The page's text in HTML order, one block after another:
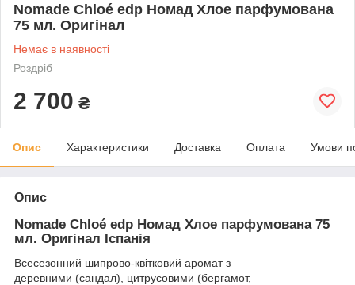
Nomade Chloé edp Номад Хлое парфумована
75 мл. Оригінал
Немає в наявності
Роздріб
2 700 ₴
Опис Характеристики Доставка Оплата Умови
Опис
Nomade Chloé edp Номад Хлое парфумована 75
мл. Оригінал Іспанія
Всесезонний шипрово-квітковий аромат з
деревними (сандал), цитрусовими (бергамот,